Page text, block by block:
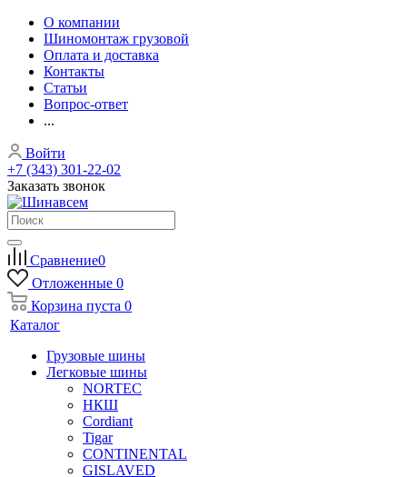
О компании
Шиномонтаж грузовой
Оплата и доставка
Контакты
Статьи
Вопрос-ответ
...
Войти
+7 (343) 301-22-02
Заказать звонок
Сравнение0
Отложенные 0
Корзина пуста 0
Каталог
Грузовые шины
Легковые шины
NORTEС
НКШ
Cordiant
Tigar
CONTINENTAL
GISLAVED